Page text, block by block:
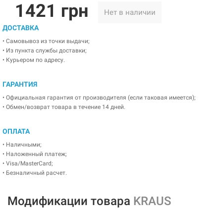
1421 грн Нет в наличии
ДОСТАВКА
• Самовывоз из точки выдачи;
• Из пункта службы доставки;
• Курьером по адресу.
ГАРАНТИЯ
• Официальная гарантия от производителя (если таковая имеется);
• Обмен/возврат товара в течение 14 дней.
ОПЛАТА
• Наличными;
• Наложенный платеж;
• Visa/MasterCard;
• Безналичный расчет.
Модификации товара KRAUS